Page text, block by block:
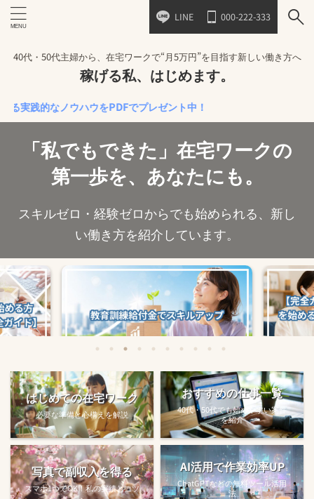
LINE 000-222-333
40代・50代主婦から、在宅ワークで“月5万円”を目指す新しい働き方へ
稼げる私、はじめます。
なノウハウをPDFでプレゼント中！
「私でもできた」在宅ワークの
第一歩を、あなたにも。
スキルゼロ・経験ゼロからでも始められる、新し
い働き方を紹介しています。
る方法
教育訓練給付金で賢くスキルアップする
方法【主婦でも使え...
【完全ガ
はじめての在宅ワーク
必要な準備と心構えを解説
おすすめの仕事一覧
40代・50代でも始めやすい案件
を紹介
写真で副収入を得る
スマホ1つでOK！私の実績とコツ
AI活用で作業効率UP
ChatGPTなどの無料ツール活用
法